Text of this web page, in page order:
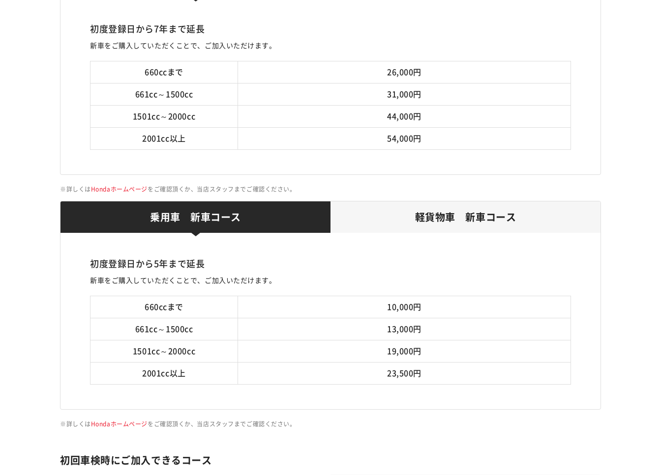
初度登録日から7年まで延長
新車をご購入していただくことで、ご加入いただけます。
660ccまで 26,000円
661cc～1500cc 31,000円
1501cc～2000cc 44,000円
2001cc以上 54,000円
詳しくは Hondaホームページをご確認頂くか、当店スタッフまでご確認ください。
乗用車 新車コース 軽貨物車 新車コース
初度登録日から5年まで延長
新車をご購入していただくことで、ご加入いただけます。
660ccまで 10,000円
661cc～1500cc 13,000円
1501cc～2000cc 19,000円
2001cc以上 23,500円
詳しくは Hondaホームページをご確認頂くか、当店スタッフまでご確認ください。
初回車検時にご加入できるコース